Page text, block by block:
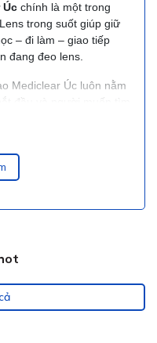
Úc chính là một trong
trong suốt giúp giữ
– đi làm – giao tiếp
đang đeo lens.
Mediclear Úc luôn nằm
đầu và người muốn tìm
lens (trong suốt)
một lựa chọn thay thế